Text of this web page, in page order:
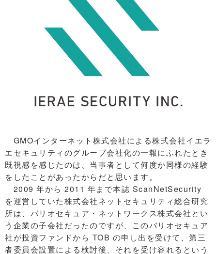
GMOインターネット株式会社による株式会社イエラ
エセキュリティのグループ会社化の一報にふれたとき
既視感を感じたのは、当事者として何度か同様の経験
をしたことがあったからだと思います。
2009 年から 2011 年まで本誌 ScanNetSecurity
を運営していた株式会社ネットセキュリティ総合研究
所は、バリオセキュア・ネットワークス株式会社とい
う企業の子会社だったのですが、このバリオセキュア
社が投資ファンドから TOB の申し出を受けて、第三
者委員会設置による検討後、それを受け容れるという